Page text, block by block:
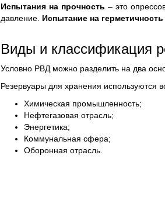
Испытания на прочность – это
давление. Испытание на герметичность
Виды и классификация
Условно РВД можно разделить на два
Резервуары для хранения используются
Химическая промышленность;
Нефтегазовая отрасль;
Энергетика;
Коммунальная сфера;
Оборонная отрасль.